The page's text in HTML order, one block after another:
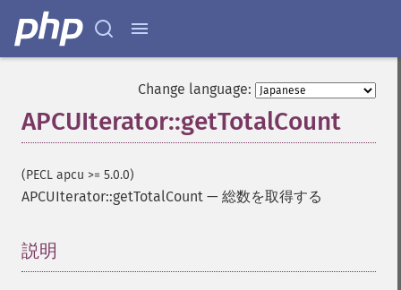
Change language:
APCUIterator::getTotalCount
(PECL apcu >= 5.0.0)
APCUIterator::getTotalCount — 総数を取得する
説明